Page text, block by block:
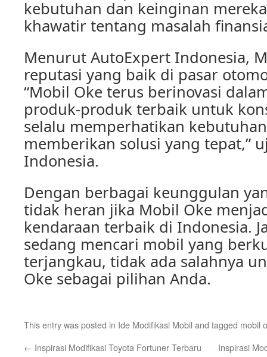
kebutuhan dan keinginan
khawatir tentang masalah
Menurut AutoExpert Indonesia,
reputasi yang baik di pasar
“Mobil Oke terus berinovasi
produk-produk terbaik untuk
selalu memperhatikan
memberikan solusi yang tepat,”
Indonesia.
Dengan berbagai keunggulan
tidak heran jika Mobil Oke
kendaraan terbaik di Indonesia.
sedang mencari mobil yang
terjangkau, tidak ada salahnya
Oke sebagai pilihan Anda.
This entry was posted in Ide Modifikasi Mobil and tagged mobil
← Inspirasi Modifikasi Toyota Fortuner Terbaru Inspirasi